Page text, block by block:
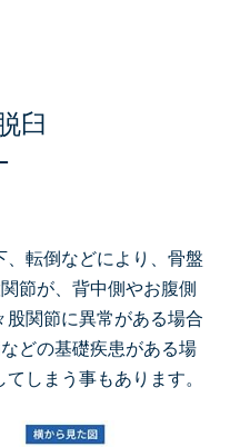
臼
、転倒などにより、骨盤
節が、背中側やお腹側
股関節に異常がある場合
どの基礎疾患がある場
しまう事もあります。